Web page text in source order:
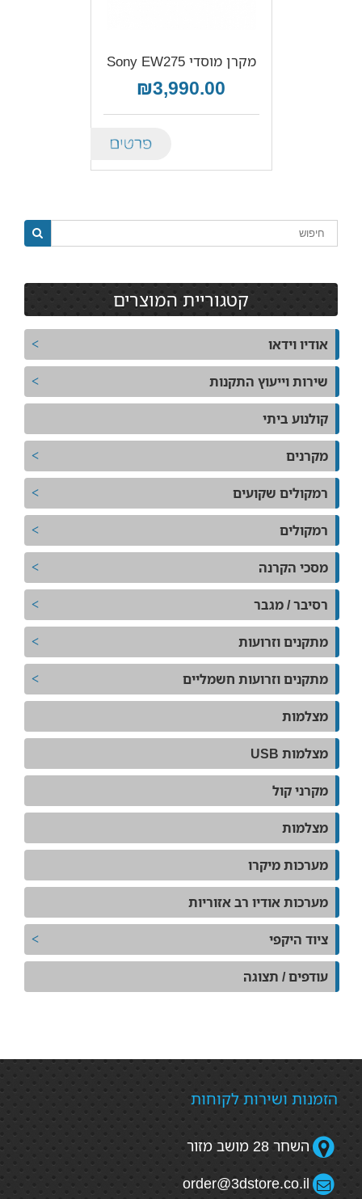
מקרן מוסדי Sony EW275
₪3,990.00
קטגוריית המוצרים
אודיו וידאו
שירות וייעוץ התקנות
קולנוע ביתי
מקרנים
רמקולים שקועים
רמקולים
מסכי הקרנה
רסיבר / מגבר
מתקנים וזרועות
מתקנים וזרועות חשמליים
מצלמות
מצלמות USB
מקרני קול
מצלמות
מערכות מיקרו
מערכות אודיו רב אזוריות
ציוד היקפי
עודפים / תצוגה
הזמנות ושירות לקוחות
השחר 28 מושב מזור
order@3dstore.co.il